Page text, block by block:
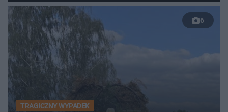
6
TRAGICZNY WYPADEK